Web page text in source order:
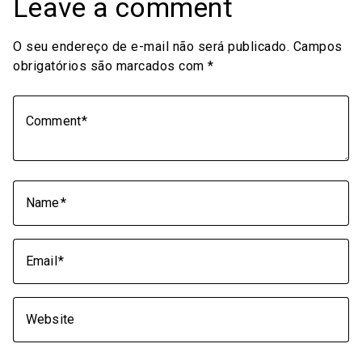
Leave a comment
O seu endereço de e-mail não será publicado. Campos
obrigatórios são marcados com *
Comment
Name
Email
Website